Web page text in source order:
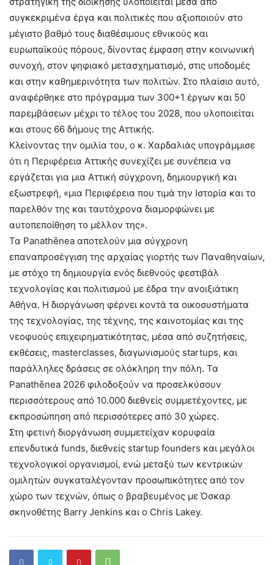
συγκεκριμένα έργα και πολιτικές που αξιοποιούν στο
μέγιστο βαθμό τους διαθέσιμους εθνικούς και
ευρωπαϊκούς πόρους, δίνοντας έμφαση στην κοινωνική
συνοχή, στον ψηφιακό μετασχηματισμό, στις υποδομές
και στην καθημερινότητα των πολιτών. Στο πλαίσιο αυτό,
αναφέρθηκε στο πρόγραμμα των 300+1 έργων και 50
παρεμβάσεων μέχρι το τέλος του 2028, που υλοποιείται
και στους 66 δήμους της Αττικής.
Κλείνοντας την ομιλία του, ο κ. Χαρδαλιάς υπογράμμισε
ότι η Περιφέρεια Αττικής συνεχίζει με συνέπεια να
εργάζεται για μια Αττική σύγχρονη, δημιουργική και
εξωστρεφή, «μια Περιφέρεια που τιμά την Ιστορία και το
παρελθόν της και ταυτόχρονα διαμορφώνει με
αυτοπεποίθηση το μέλλον της».
Τα Panathēnea αποτελούν μια σύγχρονη
επαναπροσέγγιση της αρχαίας γιορτής των Παναθηναίων,
με στόχο τη δημιουργία ενός διεθνούς φεστιβάλ
τεχνολογίας και πολιτισμού με έδρα την ανοιξιάτικη
Αθήνα. Η διοργάνωση φέρνει κοντά τα οικοσυστήματα
της τεχνολογίας, της τέχνης, της καινοτομίας και της
νεοφυούς επιχειρηματικότητας, μέσα από συζητήσεις,
εκθέσεις, masterclasses, διαγωνισμούς startups, και
παράλληλες δράσεις σε ολόκληρη την πόλη. Τα
Panathēnea 2026 φιλοδοξούν να προσελκύσουν
περισσότερους από 10.000 διεθνείς συμμετέχοντες, με
εκπροσώπηση από περισσότερες από 30 χώρες.
Στη φετινή διοργάνωση συμμετείχαν κορυφαία
επενδυτικά funds, διεθνείς startup founders και μεγάλοι
τεχνολογικοί οργανισμοί, ενώ μεταξύ των κεντρικών
ομιλητών συγκαταλέγονταν προσωπικότητες από τον
χώρο των τεχνών, όπως ο βραβευμένος με Όσκαρ
σκηνοθέτης Barry Jenkins και ο Chris Lakey.